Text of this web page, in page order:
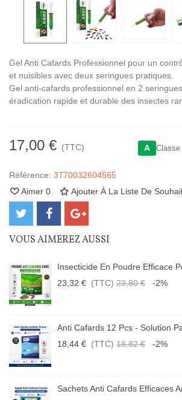
Gel Anti Cafards Professionnel pour un
et nuisibles avec deux seringues pratiques.
Gel anti-cafards professionnel en 2
éradication rapide et durable des insectes
17,00 € (TTC) A Classe
Référence: 3770032604565
Aimer 0 Ajouter À La Liste De
VOUS AIMEREZ AUSSI
Insecticide En Poudre Efficace
23,32 € (TTC) 23,80 € -2%
Anti Cafards 12 Pcs - Solution
18,44 € (TTC) 18,82 € -2%
Sachets Anti Cafards Efficaces